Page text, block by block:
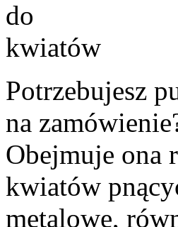
Potrzebujesz
na
Obejmuje ona
kwiatów
metalowe,